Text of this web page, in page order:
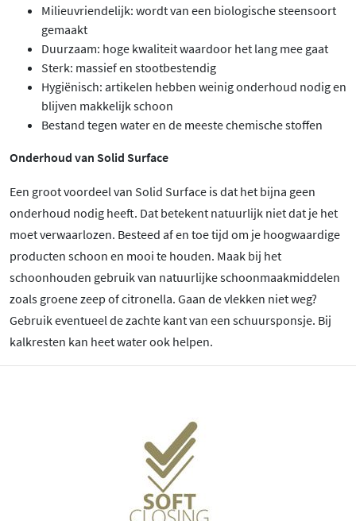
Milieuvriendelijk: wordt van een biologische steensoort
gemaakt
Duurzaam: hoge kwaliteit waardoor het lang mee gaat
Sterk: massief en stootbestendig
Hygiënisch: artikelen hebben weinig onderhoud nodig en
blijven makkelijk schoon
Bestand tegen water en de meeste chemische stoffen
Onderhoud van Solid Surface
Een groot voordeel van Solid Surface is dat het bijna geen
onderhoud nodig heeft. Dat betekent natuurlijk niet dat je het
moet verwaarlozen. Besteed af en toe tijd om je hoogwaardige
producten schoon en mooi te houden. Maak bij het
schoonhouden gebruik van natuurlijke schoonmaakmiddelen
zoals groene zeep of citronella. Gaan de vlekken niet weg?
Gebruik eventueel de zachte kant van een schuursponsje. Bij
kalkresten kan heet water ook helpen.